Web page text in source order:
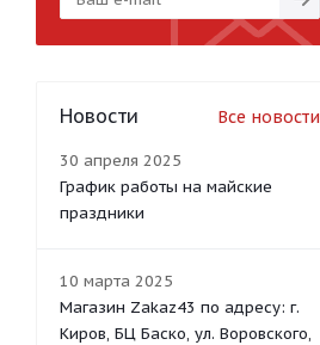
Новости Все новости
30 апреля 2025
График работы на майские
праздники
10 марта 2025
Магазин Zakaz43 по адресу: г.
Киров, БЦ Баско, ул. Воровского,